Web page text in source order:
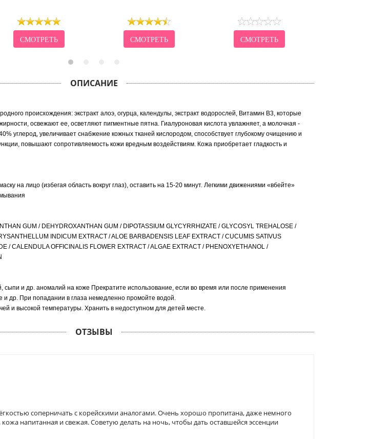
СМОТРЕТЬ СМОТРЕТЬ СМОТРЕТЬ
ОПИСАНИЕ
происхождения: экстракт алоэ, огурца, календулы, экстракт водорослей, Витамин В3, которые
освежают ее, осветляют пигментные пятна. Гиалуроновая кислота увлажняет, а молочная -
углерод, увеличивает снабжение кожных тканей кислородом, способствует глубокому очищению и
повышают сопротивляемость кожи вредным воздействиям. Кожа приобретает гладкость и
на лицо (избегая область вокруг глаз), оставить на 15-20 минут. Легкими движениями «вбейте»
GUM / DEHYDROXANTHAN GUM / DIPOTASSIUM GLYCYRRHIZATE / GLYCOSYL TREHALOSE /
INDICUM EXTRACT / ALOE BARBADENSIS LEAF EXTRACT / CUCUMIS SATIVUS
/ CALENDULA OFFICINALIS FLOWER EXTRACT / ALGAE EXTRACT / PHENOXYETHANOL /
сыпи и др. аномалий на коже Прекратите использование, если во время или после применения
и др. При попадании в глаза немедленно промойте водой.
и высокой температуры. Хранить в недоступном для детей месте.
ОТЗЫВЫ
соперничать с корейскими аналогами. Очень хорошо пропитана, даже немного
напитанная и свежая. Советую делать на ночь, чтобы дать оставшейся эссенции